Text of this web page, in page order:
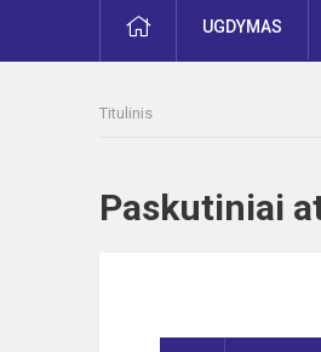
PRADŽIAUGDYMAS
Titulinis
Paskutiniai